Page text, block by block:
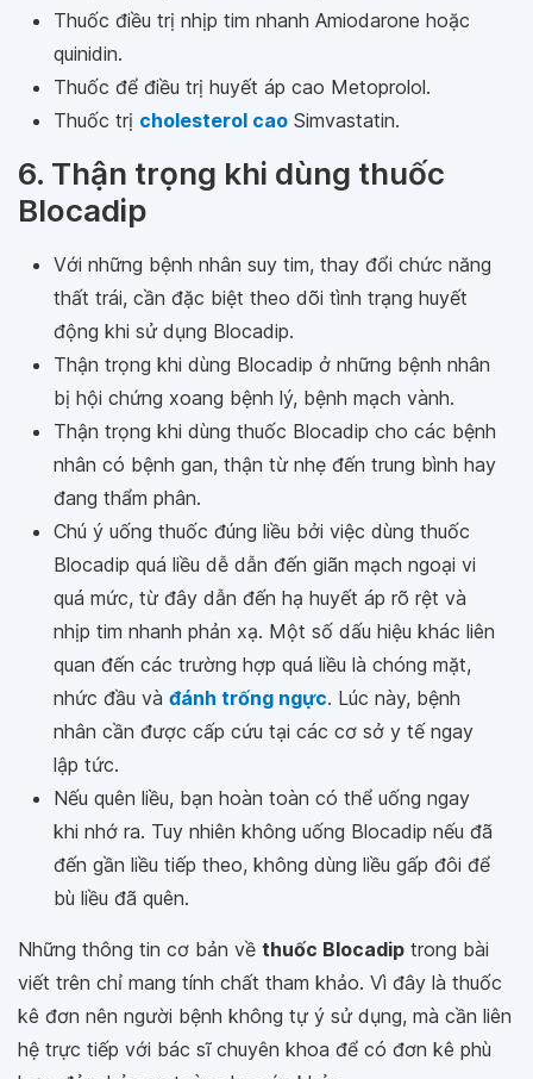
Thuốc điều trị nhịp tim nhanh Amiodarone hoặc
quinidin.
Thuốc để điều trị huyết áp cao Metoprolol.
Thuốc trị cholesterol cao Simvastatin.
6. Thận trọng khi dùng thuốc
Blocadip
Với những bệnh nhân suy tim, thay đổi chức năng
thất trái, cần đặc biệt theo dõi tình trạng huyết
động khi sử dụng Blocadip.
Thận trọng khi dùng Blocadip ở những bệnh nhân
bị hội chứng xoang bệnh lý, bệnh mạch vành.
Thận trọng khi dùng thuốc Blocadip cho các bệnh
nhân có bệnh gan, thận từ nhẹ đến trung bình hay
đang thẩm phân.
Chú ý uống thuốc đúng liều bởi việc dùng thuốc
Blocadip quá liều dễ dẫn đến giãn mạch ngoại vi
quá mức, từ đây dẫn đến hạ huyết áp rõ rệt và
nhịp tim nhanh phản xạ. Một số dấu hiệu khác liên
quan đến các trường hợp quá liều là chóng mặt,
nhức đầu và đánh trống ngực. Lúc này, bệnh
nhân cần được cấp cứu tại các cơ sở y tế ngay
lập tức.
Nếu quên liều, bạn hoàn toàn có thể uống ngay
khi nhớ ra. Tuy nhiên không uống Blocadip nếu đã
đến gần liều tiếp theo, không dùng liều gấp đôi để
bù liều đã quên.
Những thông tin cơ bản về thuốc Blocadip trong bài
viết trên chỉ mang tính chất tham khảo. Vì đây là thuốc
kê đơn nên người bệnh không tự ý sử dụng, mà cần liên
hệ trực tiếp với bác sĩ chuyên khoa để có đơn kê phù